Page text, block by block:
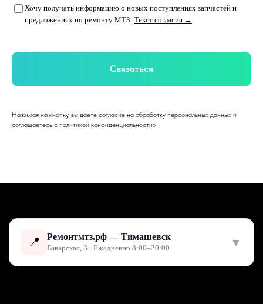
Хочу получать информацию о новых поступлениях запчастей и
предложениях по ремонту МТЗ. Текст согласия →
Связаться
Нажимая на кнопку, вы даете согласие на обработку персональных данных и
соглашаетесь c политикой конфиденциальности»
📍 Ремонтмтз.рф — Тимашевск
Баварская, 3 · Ежедневно 8:00–20:00 ▼